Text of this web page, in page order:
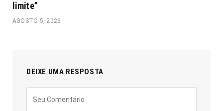
limite”
AGOSTO 5, 2026
DEIXE UMA RESPOSTA